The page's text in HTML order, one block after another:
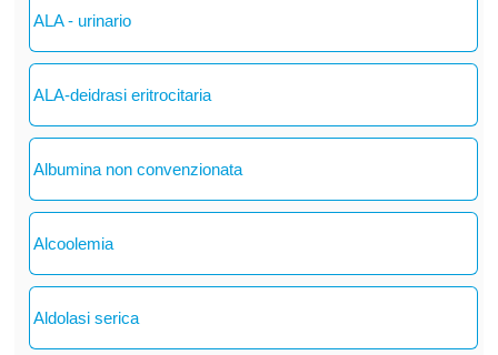
ALA - urinario
ALA-deidrasi eritrocitaria
Albumina non convenzionata
Alcoolemia
Aldolasi serica